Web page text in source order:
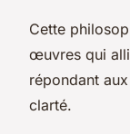
Cette
œuvres qui
répondant
clarté.